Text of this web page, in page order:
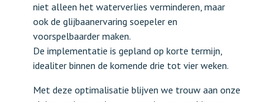
niet alleen het waterverlies verminderen, maar
ook de glijbaanervaring soepeler en
voorspelbaarder maken.
De implementatie is gepland op korte termijn,
idealiter binnen de komende drie tot vier weken.
Met deze optimalisatie blijven we trouw aan onze